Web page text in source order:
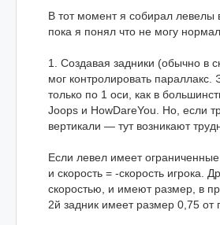
В тот момент я собирал левелы
пока я понял что не могу
1. Создавая задники (обычно в
мог контролировать параллакс.
только по 1 оси, как в
Joops и HowDareYou. Но, если
вертикали — тут возникают
Если левел имеет
и скорость = -скорость игрока.
скоростью, и имеют размер, в
2й задник имеет размер 0,75 от